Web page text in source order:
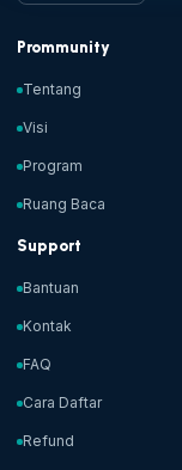
Prommunity
Tentang
Visi
Program
Ruang Baca
Support
Bantuan
Kontak
FAQ
Cara Daftar
Refund